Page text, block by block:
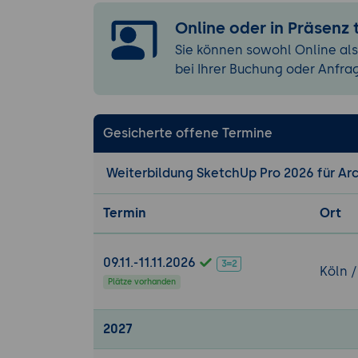
Skizze,
Satteldach
Live
Parametern
3D
Charaktere.
Verwaltung.
Instanzen
Online oder in Präsenz
Sie können sowohl Online
bei Ihrer Buchung oder
Gesicherte offene Termine
Weiterbildung SketchUp Pro 2026 für
Termin Ort
09.11.-11.11.2026
Plätze vorhanden
Köln
2027